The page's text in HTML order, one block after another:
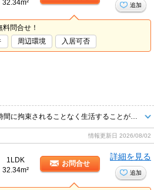
32.34m²
追加
問合せ！
周辺環境 入居可否
情報更新日 2026/08/02
1LDK
32.34m²
お問合せ
詳細を見る
追加